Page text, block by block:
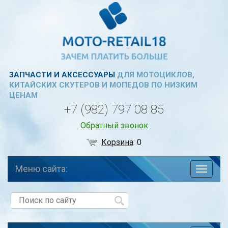
ЗАПЧАСТИ И АКСЕССУАРЫДЛЯ МОТОЦИКЛОВ,
КИТАЙСКИХ СКУТЕРОВ И МОПЕДОВ ПО НИЗКИМ
ЦЕНАМ
+7 (982) 797 08 85
Обратный звонок
Корзина:0
по
Меню сайта: